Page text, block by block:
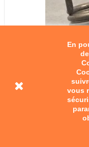
En
vous